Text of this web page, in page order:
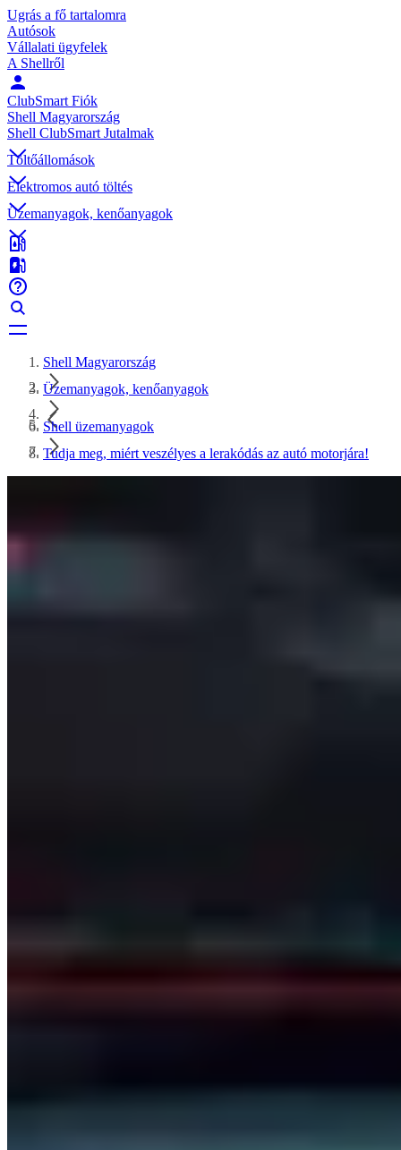
Ugrás a fő tartalomra
Autósok
Vállalati ügyfelek
A Shellről
ClubSmart Fiók
Shell Magyarország
Shell ClubSmart Jutalmak
Töltőállomások
Elektromos autó töltés
Üzemanyagok, kenőanyagok
Shell Magyarország
Üzemanyagok, kenőanyagok
Shell üzemanyagok
Tudja meg, miért veszélyes a lerakódás az autó motorjára!